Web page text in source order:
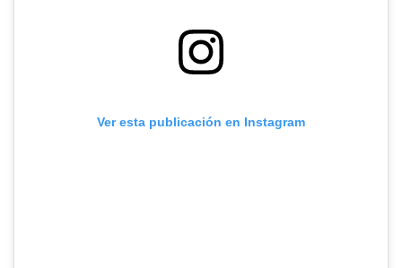
Ver esta publicación en Instagram